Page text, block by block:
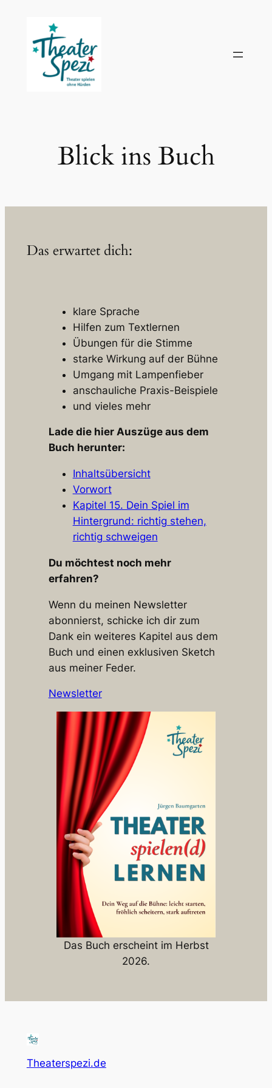
springen
Blick ins Buch
Das erwartet dich:
klare Sprache
Hilfen zum Textlernen
Übungen für die Stimme
starke Wirkung auf der Bühne
Umgang mit Lampenfieber
anschauliche Praxis-Beispiele
und vieles mehr
Lade die hier Auszüge aus dem
Buch herunter:
Inhaltsübersicht
Vorwort
Kapitel 15. Dein Spiel im
Hintergrund: richtig stehen,
richtig schweigen
Du möchtest noch mehr
erfahren?
Wenn du meinen Newsletter
abonnierst, schicke ich dir zum
Dank ein weiteres Kapitel aus dem
Buch und einen exklusiven Sketch
aus meiner Feder.
Newsletter
Das Buch erscheint im Herbst
2026.
Theaterspezi.de